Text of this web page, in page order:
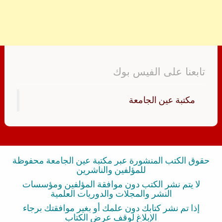
تابعنا على الفيس بوك
‏مكتبة عين الجامعة‏
حقوق الكتب المنشورة عبر مكتبة عين الجامعة محفوظة
للمؤلفين والناشرين
لا يتم نشر الكتب دون موافقة المؤلفين ومؤسسات
النشر والمجلات والدوريات العلمية
إذا تم نشر كتابك دون علمك أو بغير موافقتك برجاء
الإبلاغ لوقف عرض الكتاب